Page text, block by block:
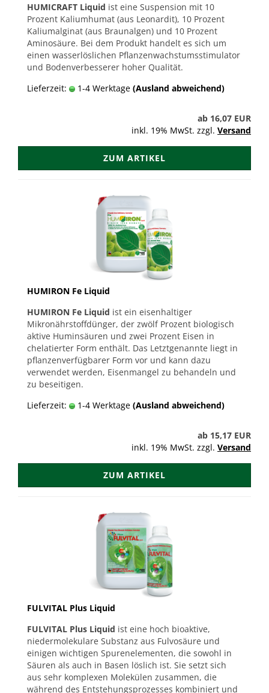
HUMICRAFT Liquid ist eine Suspension mit 10
Prozent Kaliumhumat (aus Leonardit), 10 Prozent
Kaliumalginat (aus Braunalgen) und 10 Prozent
Aminosäure. Bei dem Produkt handelt es sich um
einen wasserlöslichen Pflanzenwachstumsstimulator
und Bodenverbesserer hoher Qualität.
Lieferzeit:
1-4 Werktage (Ausland abweichend)
ab 16,07 EUR
inkl. 19% MwSt. zzgl. Versand
ZUM ARTIKEL
HUMIRON Fe Liquid
HUMIRON Fe Liquid ist ein eisenhaltiger
Mikronährstoffdünger, der zwölf Prozent biologisch
aktive Huminsäuren und zwei Prozent Eisen in
chelatierter Form enthält. Das Letztgenannte liegt in
pflanzenverfügbarer Form vor und kann dazu
verwendet werden, Eisenmangel zu behandeln und
zu beseitigen.
Lieferzeit:
1-4 Werktage (Ausland abweichend)
ab 15,17 EUR
inkl. 19% MwSt. zzgl. Versand
ZUM ARTIKEL
FULVITAL Plus Liquid
FULVITAL Plus Liquid ist eine hoch bioaktive,
niedermolekulare Substanz aus Fulvosäure und
einigen wichtigen Spurenelementen, die sowohl in
Säuren als auch in Basen löslich ist. Sie setzt sich
aus sehr komplexen Molekülen zusammen, die
während des Entstehungsprozesses kombiniert und